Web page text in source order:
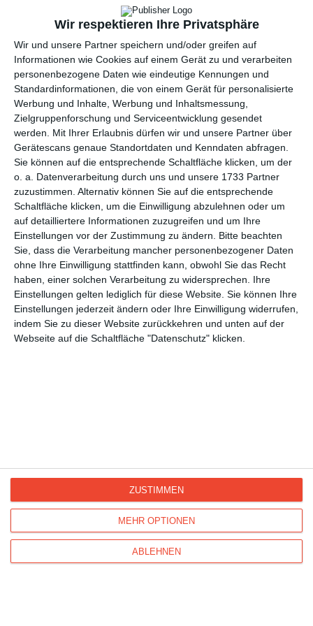
Wir respektieren Ihre Privatsphäre
Wir und unsere Partner speichern und/oder greifen auf
Informationen wie Cookies auf einem Gerät zu und verarbeiten
personenbezogene Daten wie eindeutige Kennungen und
Standardinformationen, die von einem Gerät für personalisierte
Werbung und Inhalte, Werbung und Inhaltsmessung,
Zielgruppenforschung und Serviceentwicklung gesendet
werden. Mit Ihrer Erlaubnis dürfen wir und unsere Partner über
Gerätescans genaue Standortdaten und Kenndaten abfragen.
Sie können auf die entsprechende Schaltfläche klicken, um der
o. a. Datenverarbeitung durch uns und unsere 1733 Partner
zuzustimmen. Alternativ können Sie auf die entsprechende
Schaltfläche klicken, um die Einwilligung abzulehnen oder um
auf detailliertere Informationen zuzugreifen und um Ihre
Einstellungen vor der Zustimmung zu ändern. Bitte beachten
Sie, dass die Verarbeitung mancher personenbezogener Daten
ohne Ihre Einwilligung stattfinden kann, obwohl Sie das Recht
haben, einer solchen Verarbeitung zu widersprechen. Ihre
Einstellungen gelten lediglich für diese Website. Sie können Ihre
Einstellungen jederzeit ändern oder Ihre Einwilligung widerrufen,
indem Sie zu dieser Website zurückkehren und unten auf der
Webseite auf die Schaltfläche "Datenschutz" klicken.
MEHR OPTIONEN
ABLEHNEN
ZUSTIMMEN
per E-Mail(kostenlos)
TEILEN
Facebook, Twitter, WhatsApp, ...
WEITERE KARTEN IN DIESEN
KATEGORIEN ANSEHEN
Grüße und Gedanken
Gute Besserung
Freizeit
Wetter
Jahreszeiten
Frühling
Sommer
Herbst
Kisseo©
Ereignis-Kalender
Newsletter
Hilfe / FAQ
Nutzungsbedingungen
Kisseo auf Facebook